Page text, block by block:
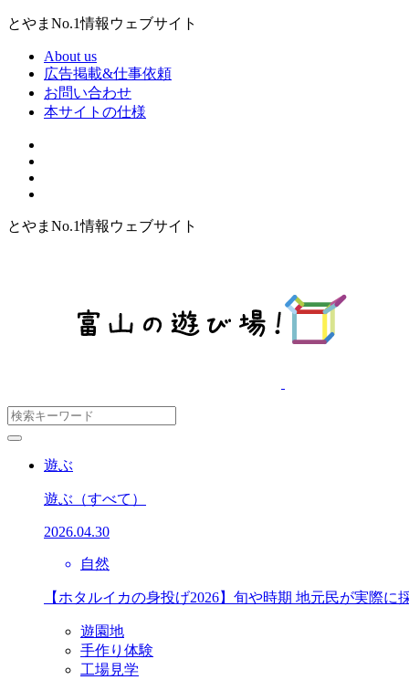
とやまNo.1情報ウェブサイト
About us
広告掲載&仕事依頼
お問い合わせ
本サイトの仕様
とやまNo.1情報ウェブサイト
遊ぶ
遊ぶ （すべて）
2026.04.30
自然
【ホタルイカの身投げ2026】旬や時期 地元民が実際に
遊園地
手作り体験
工場見学